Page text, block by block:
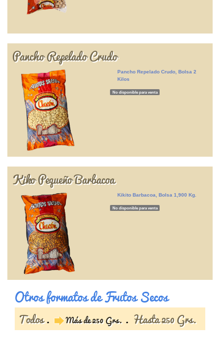
Pancho Repelado Crudo
Pancho Repelado Crudo, Bolsa 2
Kilos
No disponible para venta
Kiko Pequeño Barbacoa
Kikito Barbacoa, Bolsa 1,900 Kg.
No disponible para venta
Otros formatos de Frutos Secos
Todos Más de 250 Grs. Hasta 250 Grs.